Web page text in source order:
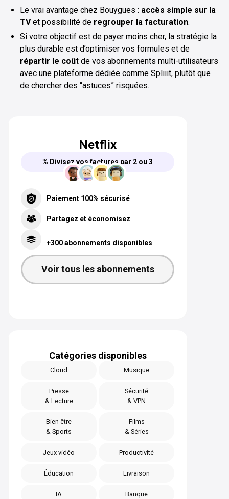
Le vrai avantage chez Bouygues : accès simple sur la
TVet possibilité de regrouper la facturation.
Si votre objectif est de payer moins cher, la stratégie la
plus durable est d’optimiser vos formules et de
répartir le coût de vos abonnements multi-utilisateurs
avec une plateforme dédiée comme Spliiit, plutôt que
de chercher des “astuces” risquées.
Netflix
% Divisez vos factures par 2 ou 3
Paiement 100% sécurisé
Partagez et économisez
+300 abonnements disponibles
Voir tous les abonnements
Catégories disponibles
Cloud Musique
Presse
& Lecture
Sécurité
& VPN
Bien être
& Sports
Films
& Séries
Jeux vidéo Productivité
Éducation Livraison
IA Banque